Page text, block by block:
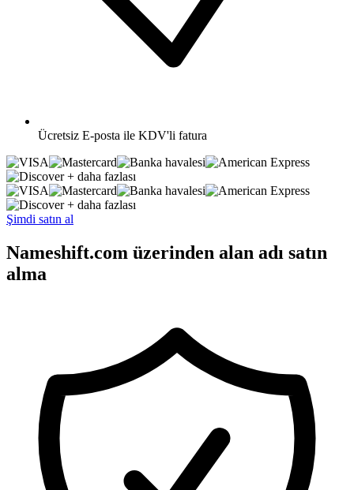
Ücretsiz E-posta ile KDV'li fatura
+ daha fazlası
+ daha fazlası
Şimdi satın al
Nameshift.com üzerinden alan adı satın
alma